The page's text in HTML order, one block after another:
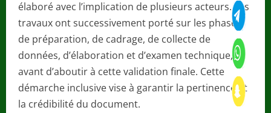
élaboré avec l’implication de plusieurs acteurs. Les
travaux ont successivement porté sur les phases
de préparation, de cadrage, de collecte de
données, d’élaboration et d’examen technique,
avant d’aboutir à cette validation finale. Cette
démarche inclusive vise à garantir la pertinence et
la crédibilité du document.